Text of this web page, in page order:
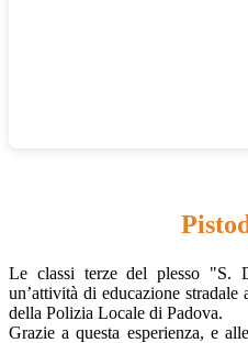
Le classi terze del plesso "S.
un’attività di educazione
della Polizia Locale di Padova.
Grazie a questa esperienza, e